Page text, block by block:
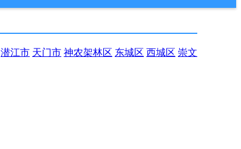
潜江市 天门市 神农架林区 东城区 西城区 崇文